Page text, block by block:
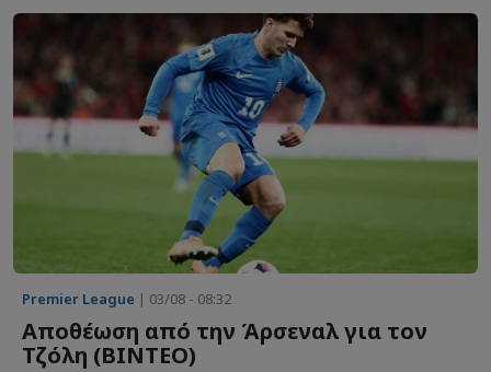
Premier League | 03/08 - 08:32
Αποθέωση από την Άρσεναλ για τον
Τζόλη (ΒΙΝΤΕΟ)